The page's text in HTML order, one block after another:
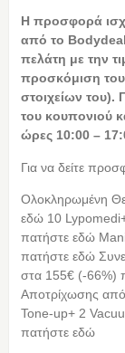
Η προσφορά
από το
πελάτη με την
προσκόμιση
στοιχείων του).
του κουπονιού
ώρες 10:00 –
Για να δείτε
Ολοκληρωμένη
εδώ 10
πατήστε εδώ
πατήστε εδώ
στα 155€ (-66%)
Αποτρίχωσης
Tone-up+ 2
πατήστε εδώ